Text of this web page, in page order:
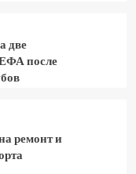
две
после
ремонт и